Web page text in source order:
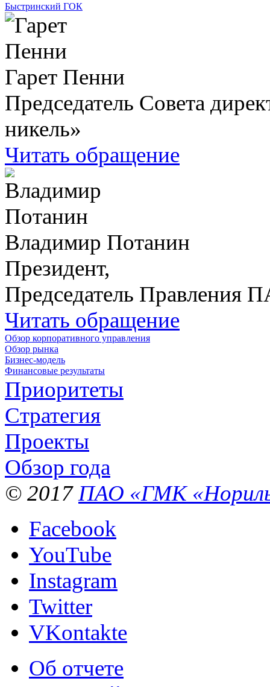
Быстринский ГОК
Гарет Пенни
Председатель Совета
никель»
Читать обращение
Владимир Потанин
Президент,
Председатель Правления
Читать обращение
Обзор корпоративного управления
Обзор рынка
Бизнес-модель
Финансовые результаты
Приоритеты
Стратегия
Проекты
Обзор года
© 2017 ПАО «ГМК
Facebook
YouTube
Instagram
Twitter
VKontakte
Об отчете